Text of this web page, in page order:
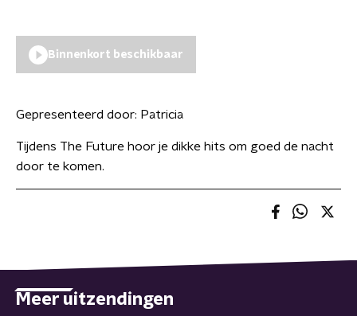
Binnenkort beschikbaar
Gepresenteerd door: Patricia
Tijdens The Future hoor je dikke hits om goed de nacht
door te komen.
Meer uitzendingen